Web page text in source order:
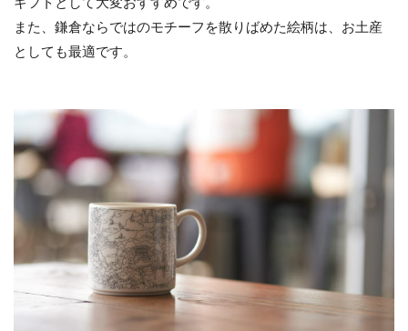
また、鎌倉ならではのモチーフを散りばめた絵柄は、お土産
としても最適です。